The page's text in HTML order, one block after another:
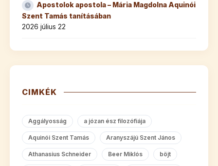
Apostolok apostola – Mária Magdolna Aquinói
Szent Tamás tanításában
2026 július 22
CIMKÉK
Aggályosság a józan ész filozófiája
Aquinói Szent Tamás Aranyszájú Szent János
Athanasius Schneider Beer Miklós böjt